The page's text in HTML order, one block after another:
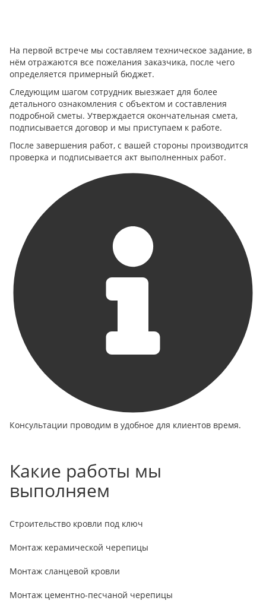
На первой встрече мы составляем техническое задание, в
нём отражаются все пожелания заказчика, после чего
определяется примерный бюджет.
Следующим шагом сотрудник выезжает для более
детального ознакомления с объектом и составления
подробной сметы. Утверждается окончательная смета,
подписывается договор и мы приступаем к работе.
После завершения работ, с вашей стороны производится
проверка и подписывается акт выполненных работ.
Консультации проводим в удобное для клиентов время.
Какие работы мы
выполняем
Строительство кровли под ключ
Монтаж керамической черепицы
Монтаж сланцевой кровли
Монтаж цементно-песчаной черепицы